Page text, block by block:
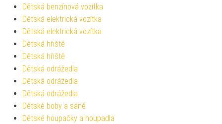
Dětská benzínová vozítka
Dětská elektrická vozítka
Dětská elektrická vozítka
Dětská hřiště
Dětská hřiště
Dětská odrážedla
Dětská odrážedla
Dětská odrážedla
Dětské boby a sáně
Dětské houpačky a houpadla